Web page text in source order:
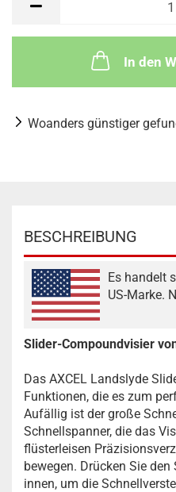
In den
Woanders günstiger
BESCHREIBUNG
Es handelt
US-Marke.
Slider-Compoundvisier
Das AXCEL Landslyde
Funktionen, die es zum
Aufällig ist der große
Schnellspanner, die das
flüsterleisen
bewegen. Drücken Sie
innen, um die